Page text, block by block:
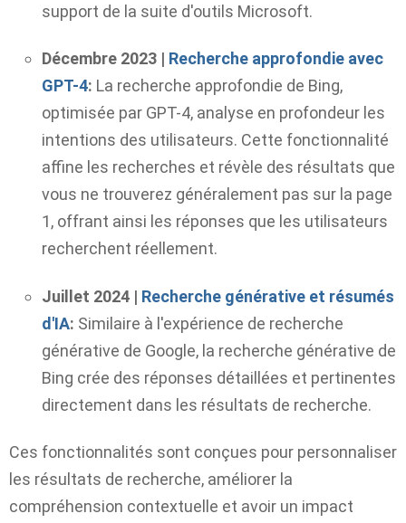
support de la suite d'outils Microsoft.
Décembre 2023 | Recherche approfondie avec
GPT-4: La recherche approfondie de Bing,
optimisée par GPT-4, analyse en profondeur les
intentions des utilisateurs. Cette fonctionnalité
affine les recherches et révèle des résultats que
vous ne trouverez généralement pas sur la page
1, offrant ainsi les réponses que les utilisateurs
recherchent réellement.
Juillet 2024 | Recherche générative et résumés
d'IA: Similaire à l'expérience de recherche
générative de Google, la recherche générative de
Bing crée des réponses détaillées et pertinentes
directement dans les résultats de recherche.
Ces fonctionnalités sont conçues pour personnaliser
les résultats de recherche, améliorer la
compréhension contextuelle et avoir un impact